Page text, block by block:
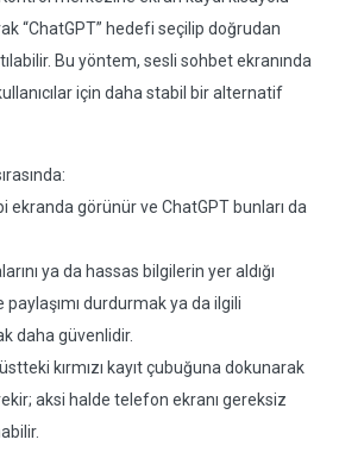
“ChatGPT” hedefi seçilip doğrudan
Bu yöntem, sesli sohbet ekranında
için daha stabil bir alternatif
ekranda görünür ve ChatGPT bunları da
ya da hassas bilgilerin yer aldığı
durdurmak ya da ilgili
daha güvenlidir.
kırmızı kayıt çubuğuna dokunarak
aksi halde telefon ekranı gereksiz